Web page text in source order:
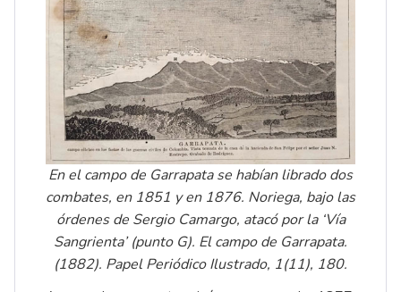
En el campo de Garrapata se habían librado dos
combates, en 1851 y en 1876. Noriega, bajo las
órdenes de Sergio Camargo, atacó por la ‘Vía
Sangrienta’ (punto G). El campo de Garrapata.
(1882). Papel Periódico Ilustrado, 1(11), 180.